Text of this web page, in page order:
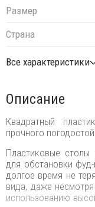
Размер
Страна
Все характеристики
Описание
Квадратный
прочного
Пластиковые
для обстановки
долгое время не
вида, даже
использованию